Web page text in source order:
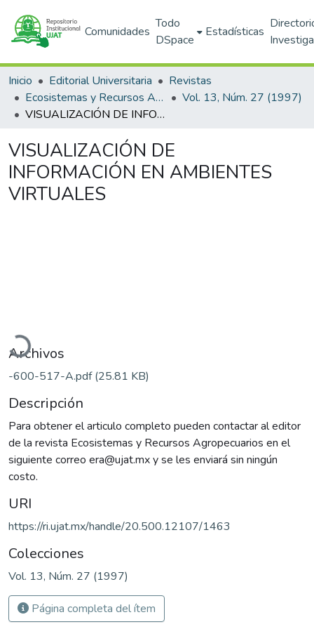
Comunidades
Todo
DSpace
Estadísticas
Inicio Editorial Universitaria
Revistas
Ecosistemas y Recursos Agropecuarios
Vol. 13, Núm. 27 (1997)
VISUALIZACIÓN DE INFORMACIÓN EN AMBIENTES VIRTUALES
VISUALIZACIÓN DE
INFORMACIÓN EN AMBIENTES
VIRTUALES
Archivos
-600-517-A.pdf(25.81 KB)
Descripción
Para obtener el articulo completo pueden contactar al editor
de la revista Ecosistemas y Recursos Agropecuarios en el
siguiente correo era@ujat.mx y se les enviará sin ningún
costo.
URI
https://ri.ujat.mx/handle/20.500.12107/1463
Colecciones
Vol. 13, Núm. 27 (1997)
Página completa del ítem